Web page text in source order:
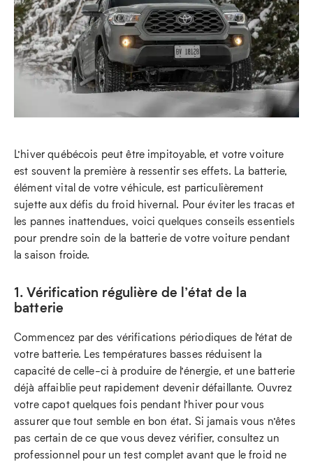
L’hiver québécois peut être impitoyable, et votre voiture
est souvent la première à ressentir ses effets. La batterie,
élément vital de votre véhicule, est particulièrement
sujette aux défis du froid hivernal. Pour éviter les tracas et
les pannes inattendues, voici quelques conseils essentiels
pour prendre soin de la batterie de votre voiture pendant
la saison froide.
1. Vérification régulière de l’état de la
batterie
Commencez par des vérifications périodiques de l’état de
votre batterie. Les températures basses réduisent la
capacité de celle-ci à produire de l’énergie, et une batterie
déjà affaiblie peut rapidement devenir défaillante. Ouvrez
votre capot quelques fois pendant l’hiver pour vous
assurer que tout semble en bon état. Si jamais vous n’êtes
pas certain de ce que vous devez vérifier, consultez un
professionnel pour un test complet avant que le froid ne